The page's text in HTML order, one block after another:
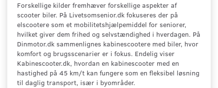
Forskellige kilder fremhæver forskellige aspekter af
scooter biler. På Livetsomsenior.dk fokuseres der på
elscootere som et mobilitetshjælpemiddel for seniorer,
hvilket giver dem frihed og selvstændighed i hverdagen. På
Dinmotor.dk sammenlignes kabinescootere med biler, hvor
komfort og brugsscenarier er i fokus. Endelig viser
Kabinescooter.dk, hvordan en kabinescooter med en
hastighed på 45 km/t kan fungere som en fleksibel løsning
til daglig transport, især i byområder.